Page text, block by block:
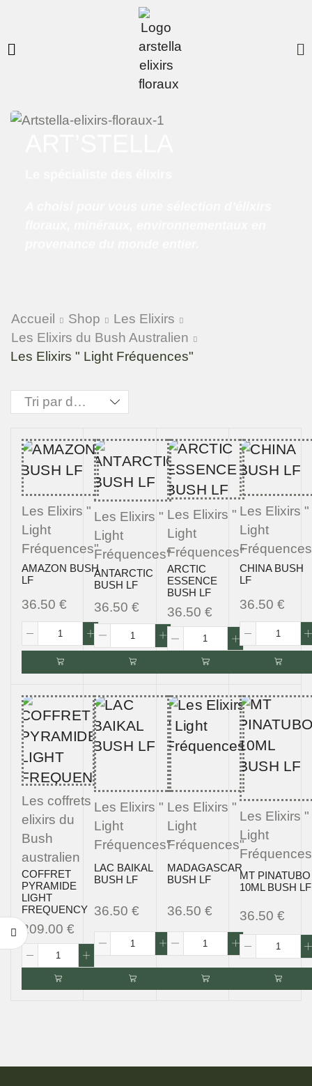
Accueil Shop
Les Elixirs
Les Elixirs du Bush Australien
Les Elixirs " Light Fréquences"
Les Elixirs "
Light
Fréquences"
AMAZON BUSH
LF
36.50 €
Les Elixirs "
Light
Fréquences"
ANTARCTIC
BUSH LF
36.50€
Les Elixirs "
Light
Fréquences"
ARCTIC
ESSENCE
BUSH LF
36.50 €
Les Elixirs "
Light
CHINA BUSH
LF
36.50 €
Les coffrets
elixirs du
Bush
australien
COFFRET
PYRAMIDE
LIGHT
FREQUENCY
209.00 €
Les Elixirs "
Light
Fréquences"
LAC BAIKAL
BUSH LF
36.50€
Les Elixirs "
Light
Fréquences"
MADAGASCAR
BUSH LF
36.50 €
Les Elixirs "
Light
MT PINATUBO
10ML BUSH LF
36.50 €